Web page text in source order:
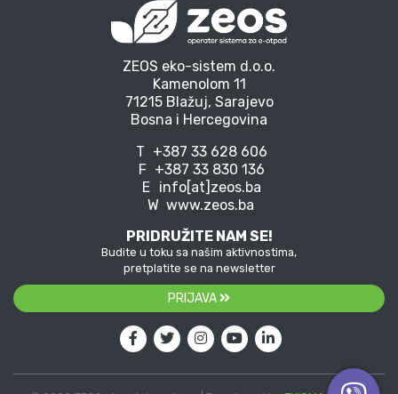
ZEOS eko-sistem d.o.o.
Kamenolom 11
71215 Blažuj, Sarajevo
Bosna i Hercegovina
T +387 33 628 606
F +387 33 830 136
E info[at]zeos.ba
W www.zeos.ba
PRIDRUŽITE NAM SE!
Budite u toku sa našim aktivnostima,
pretplatite se na newsletter
PRIJAVA